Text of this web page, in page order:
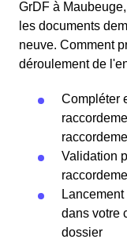
GrDF à
les documents
neuve. Comment
déroulement de
Compléter
Validation
dans votre
dossier